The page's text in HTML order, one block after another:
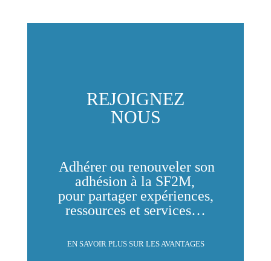
REJOIGNEZ
NOUS
Adhérer ou renouveler son
adhésion à la SF2M,
pour partager expériences,
ressources et services…
EN SAVOIR PLUS SUR LES AVANTAGES